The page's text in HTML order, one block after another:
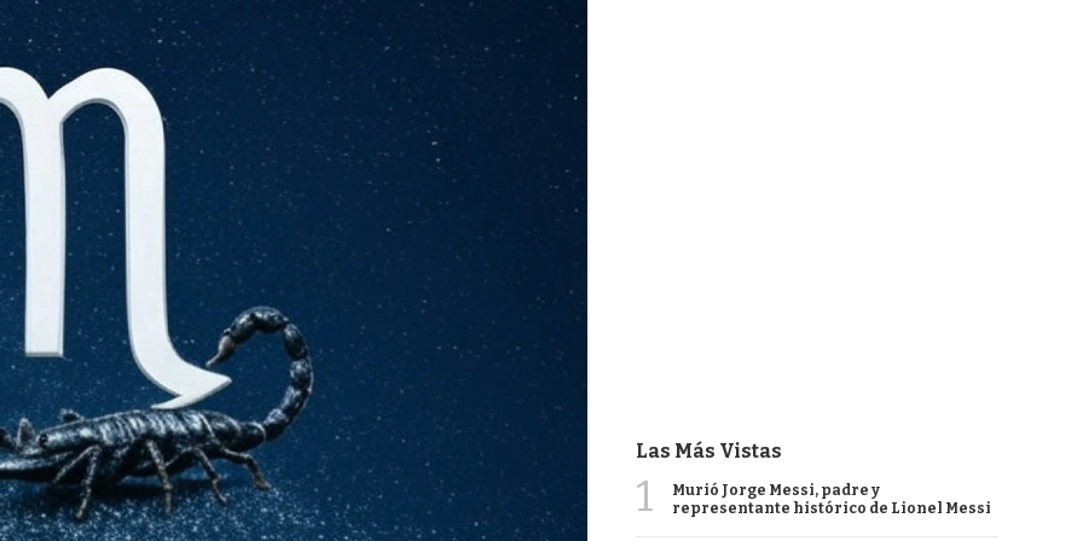
Las Más Vistas
1
Murió Jorge Messi, padre y
representante histórico de Lionel Messi